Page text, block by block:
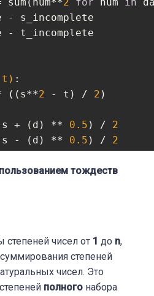
sum(num**
2 for num in
- s_incomplete
- t_incomplete
t) :
((s**2 - t) / 2 )
+ (d) **
0.5 ) / 2
- (d) **
0.5 ) / 2
тождеств
чисел от 1 до n,
степеней
чисел. Это
полного набора